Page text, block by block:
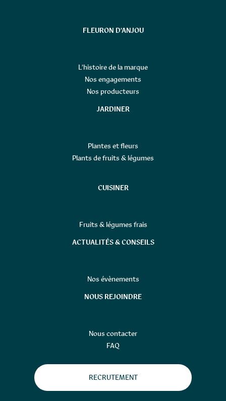
FLEURON D’ANJOU
L’histoire de la marque
Nos engagements
Nos producteurs
JARDINER
Plantes et fleurs
Plants de fruits & légumes
CUISINER
Fruits & légumes frais
ACTUALITÉS & CONSEILS
Nos évènements
NOUS REJOINDRE
Nous contacter
FAQ
RECRUTEMENT